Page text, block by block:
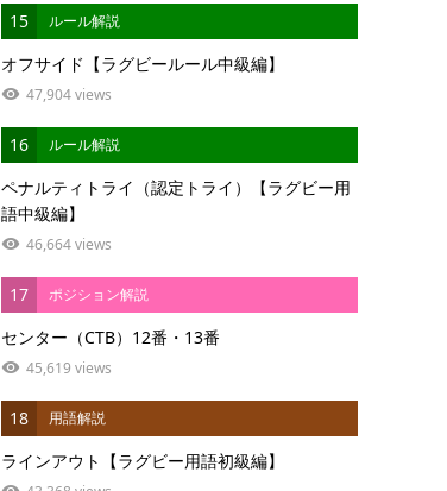
15 ルール解説
オフサイド【ラグビールール中級編】
47,904 views
16 ルール解説
ペナルティトライ（認定トライ）【ラグビー用
語中級編】
46,664 views
17 ポジション解説
センター（CTB）12番・13番
45,619 views
18 用語解説
ラインアウト【ラグビー用語初級編】